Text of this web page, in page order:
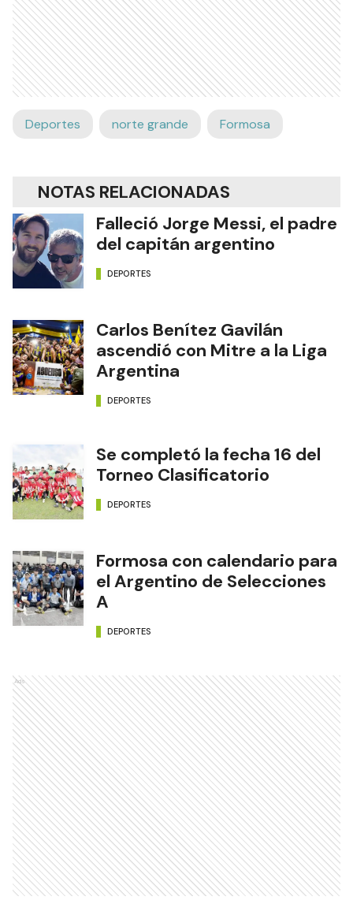
Deportes norte grande Formosa
NOTAS RELACIONADAS
Falleció Jorge Messi, el padre
del capitán argentino
DEPORTES
Carlos Benítez Gavilán
ascendió con Mitre a la Liga
Argentina
DEPORTES
Se completó la fecha 16 del
Torneo Clasificatorio
DEPORTES
Formosa con calendario para
el Argentino de Selecciones
A
DEPORTES
Ads